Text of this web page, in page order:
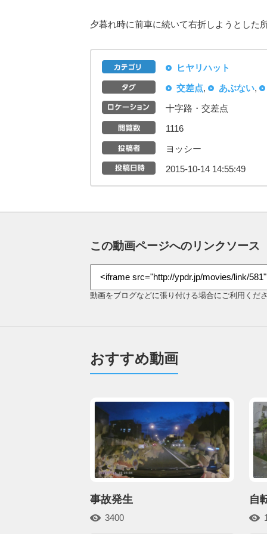
夕暮れ時に前車に続いて右折しようとした
ヒヤリハット
交差点, あぶない,
十字路・交差点
1116
ヨッシー
2015-10-14 14:55:49
この動画ページへのリンクソース
動画をブログなどに張り付ける場合にご利用くだ
おすすめ動画
事故発生
3400
自